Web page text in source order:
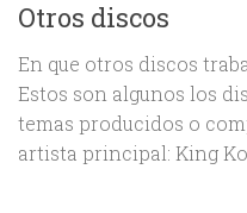
Otros discos
En que otros discos
Estos son algunos los
temas producidos o
artista principal: King